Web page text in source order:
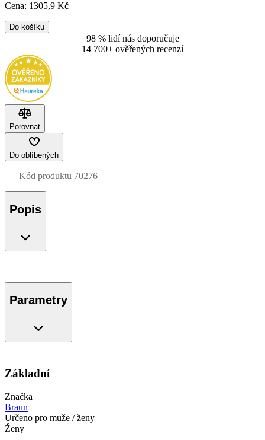
Cena: 1305,9 Kč
Do košíku
98 % lidí nás doporučuje
14 700+ ověřených recenzí
Porovnat
Do oblíbených
Kód produktu 70276
Popis
Parametry
Základní
Značka
Braun
Určeno pro muže / ženy
Ženy